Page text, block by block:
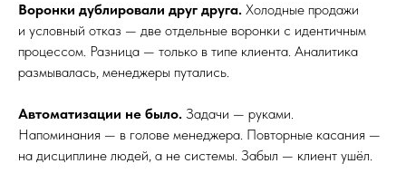
Воронки дублировали друг друга. Холодные продажи
и условный отказ — две отдельные воронки с идентичным
процессом. Разница — только в типе клиента. Аналитика
размывалась, менеджеры путались.
Автоматизации не было. Задачи — руками.
Напоминания — в голове менеджера. Повторные касания —
на дисциплине людей, а не системы. Забыл — клиент ушёл.